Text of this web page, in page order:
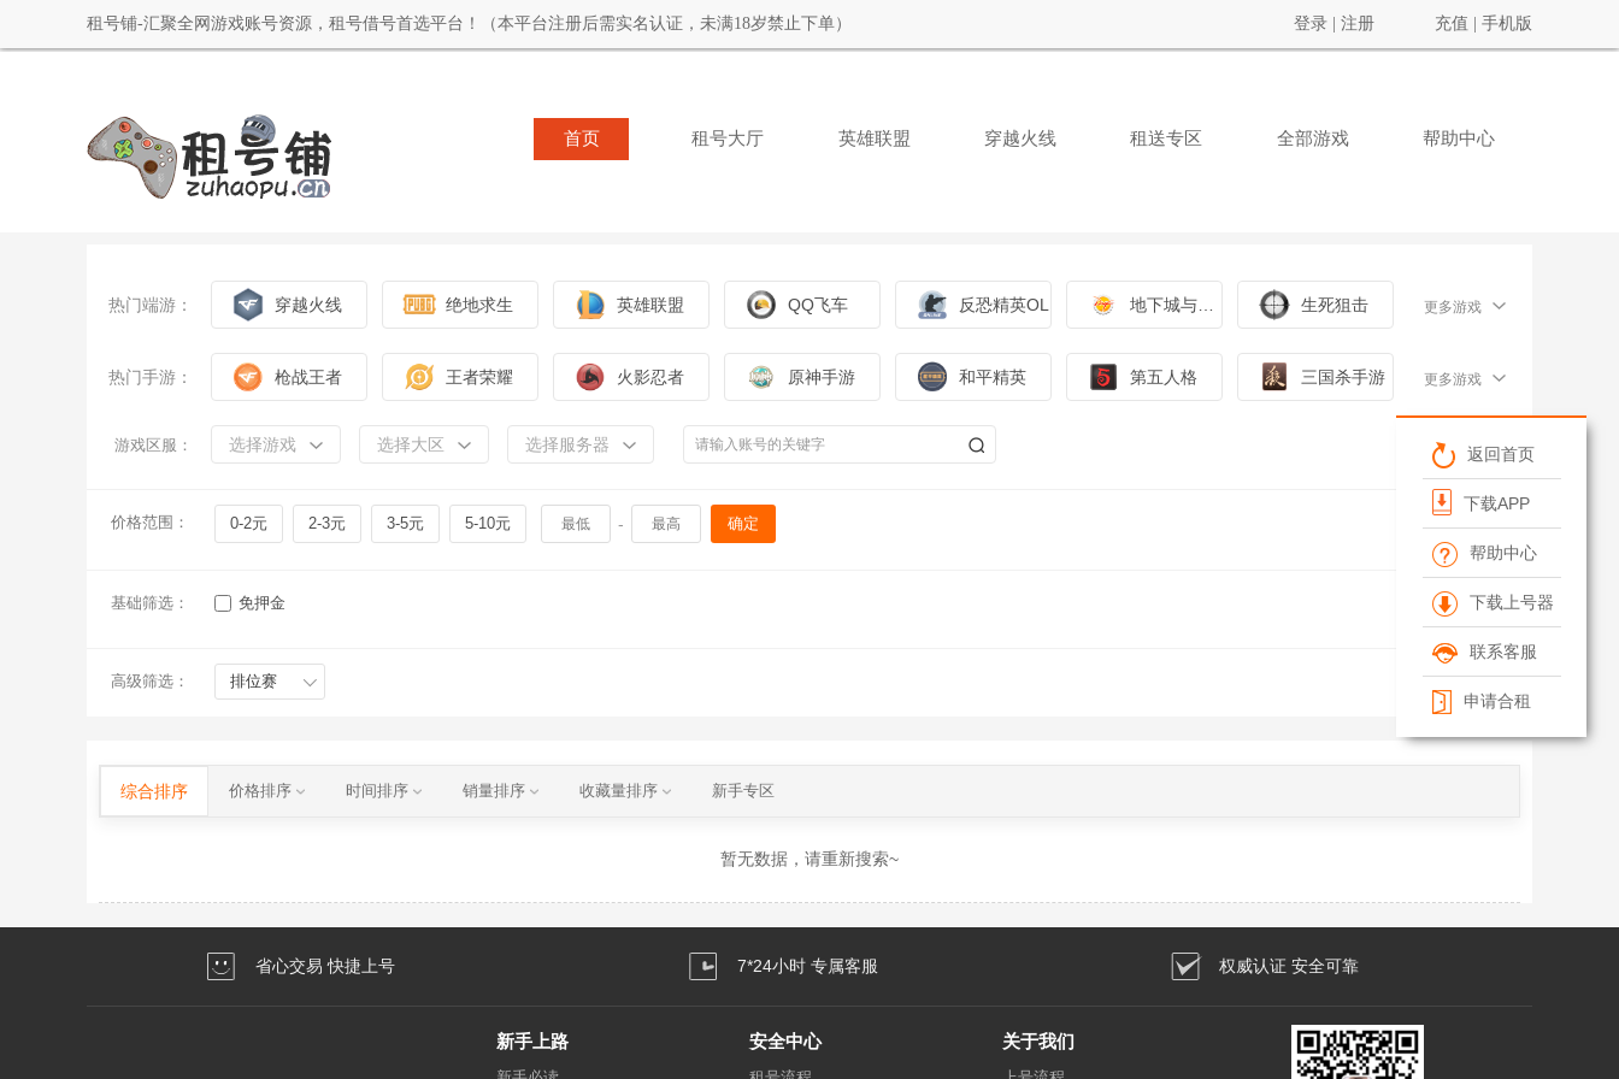
租号铺-汇聚全网游戏账号资源，租号借号首选平台！（本平台注册后需实名认证，未满18岁禁止下单） 登录 注册 充值 手机版
首页 租号大厅 英雄联盟 穿越火线 租送专区 全部游戏 帮助中心
返回首页
下载APP
帮助中心
下载上号器
联系客服
申请合租
热门端游： 穿越火线 绝地求生 英雄联盟 QQ飞车 反恐精英OL 生死狙击 更多游戏
热门手游： 枪战王者 王者荣耀 火影忍者 原神手游 和平精英 第五人格 三国杀手游 更多游戏
游戏区服： 选择游戏 选择大区 选择服务器
价格范围： 0-2元 2-3元 3-5元 5-10元 - 确定
基础筛选： 免押金
高级筛选： 排位赛
综合排序 价格排序 时间排序 销量排序 收藏量排序 新手专区
暂无数据，请重新搜索~
省心交易 快捷上号 7*24小时 专属客服 权威认证 安全可靠
新手上路 安全中心 关于我们